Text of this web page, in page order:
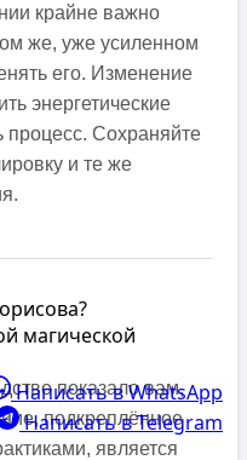
магической
Написать в WhatsApp
Написать в Telegram
крайне важно
же, уже усиленном
его. Изменение
энергетические
процесс. Сохраняйте
и те же
показало вам,
подкреплённое
является